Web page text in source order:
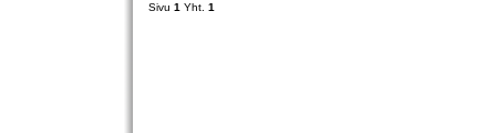
Sivu 1 Yht. 1